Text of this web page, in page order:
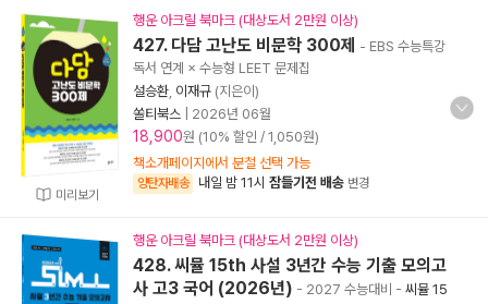
미리보기
행운 아크릴 북마크 (대상도서 2만원 이상)
427. 다담 고난도 비문학 300제 - EBS 수능특강
독서 연계 × 수능형 LEET 문제집
설승환 이재규 (지은이)
쏠티북스
2026년 06월
18,900원 (10% 할인 / 1,050원)
책소개페이지에서 분철 선택 가능
양탄자배송 내일 밤 11시 잠들기전 배송 변경
행운 아크릴 북마크 (대상도서 2만원 이상)
428. 씨뮬 15th 사설 3년간 수능 기출 모의고
사 고3 국어 (2026년) - 2027 수능대비 - 씨뮬 15